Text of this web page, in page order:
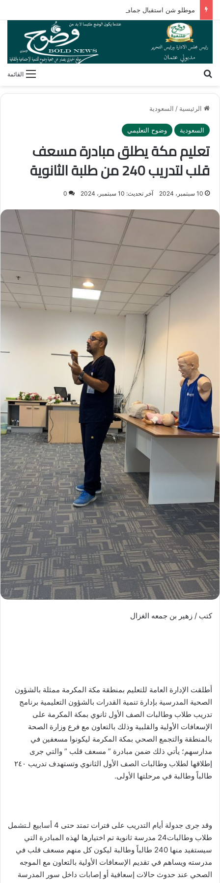
القائمة
الرئيسية / السعودية
السعودية وضوح التعليمي
تعليم مكة يطلق مبادرة مسعف
قلب لتدريب 240 من طلبة الثانوية
10 سبتمبر، 2024 آخر تحديث: 10 سبتمبر، 2024 0
كتب / زهير بن جمعه الغزال
أطلقت الإدارة العامة للتعليم بمنطقة مكة المكرمة ممثلة بالشؤون
الصحية المدرسية بإدارة تنمية القدرات بالشؤون التعليمية برنامج
تدريب طلاب وطالبات الصف الأول ثانوي بمكة المكرمة على
الإسعافات الأولية والقلبية وذلك بالتعاون مع فرع وزارة الصحة
بالمنطقة والتجمع الصحي بمكة المكرمة ليكونوا مسعفين في
مدارسهم؛ يأتي ذلك ضمن مبادرة ” مسعف قلب ” والتي جرى
إطلاقها لطلاب وطالبات الصف الأول الثانوي وتستهدف تدريب ٢٤٠
طالباً وطالبة في مرحلتها الأولى.
وقد جرى جدولة أيام التدريب على فترات تمتد حتى 4 أسابيع لـتشمل
طلاب وطالبات24 مدرسة ثانوية تم اختيارها لهذه المبادرة التي
سيستفيد منها 240 طالباً وطالبة ليكون كل منهم مسعف قلب في
مدرسته ويساهم في تقديم الإسعافات الأولية بالتعاون مع الموجه
الصحي عند حدوث حالات إسعافية أو إصابات داخل سور المدرسة